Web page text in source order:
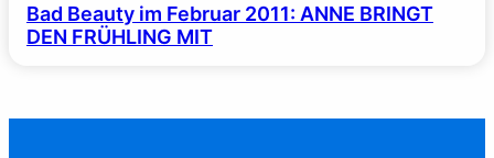
Bad Beauty im Februar 2011: ANNE BRINGT
DEN FRÜHLING MIT